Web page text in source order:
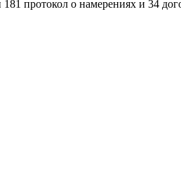
протокол о намерениях и 34